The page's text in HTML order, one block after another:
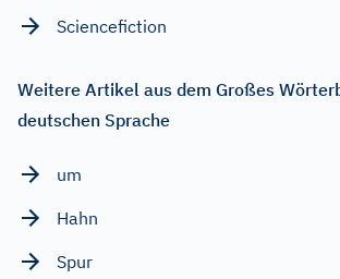
Sciencefiction
Weitere Artikel aus dem Großes
deutschen Sprache
um
Hahn
Spur